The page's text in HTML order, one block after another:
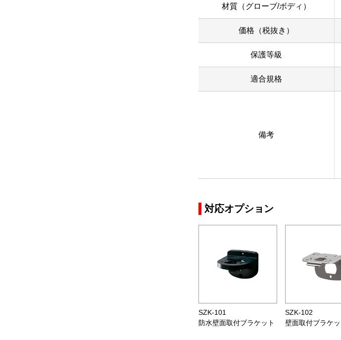
材質（グローブ/ボディ）
価格（税抜き）
保護等級
適合規格
備考
対応オプション
SZK-101
防水壁面取付ブラケット
SZK-102
壁面取付ブラケッ